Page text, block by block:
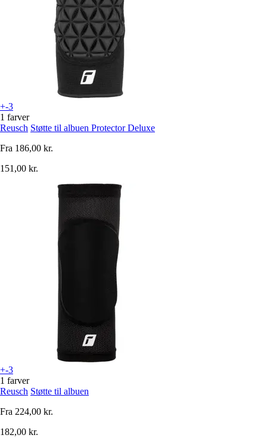
+-3
1 farver
Reusch Støtte til albuen Protector Deluxe
Fra 186,00 kr.
151,00 kr.
+-3
1 farver
Reusch Støtte til albuen
Fra 224,00 kr.
182,00 kr.